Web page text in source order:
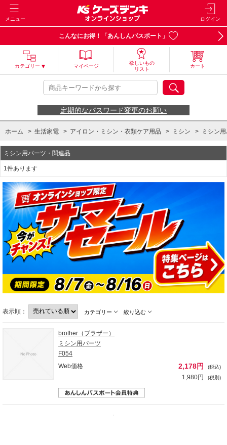
メニュー ログイン
こんなにお得！「あんしんパスポート」
カテゴリー マイページ
欲しいもの
リスト
カート
定期的なパスワード変更のお願い
ホーム > 生活家電 > アイロン・ミシン・衣類ケア用品 > ミシン > ミシン
ミシン用パーツ・関連品
1件あります
表示順： カテゴリー 絞り込む
brother（ブラザー）
ミシン用パーツ
F054
Web価格
2,178円 (税込)
1,980円 (税別)